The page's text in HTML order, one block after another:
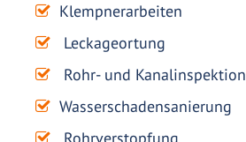
Klempnerarbeiten
Leckageortung
Rohr- und Kanalinspektion
Wasserschadensanierung